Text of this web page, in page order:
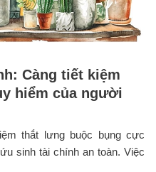
Càng tiết kiệm
hiểm của người
thắt lưng buộc bụng cực
sinh tài chính an toàn. Việc